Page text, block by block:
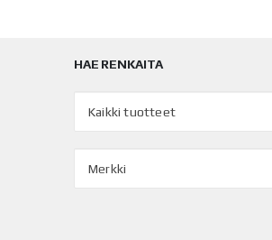
HAE RENKAITA
Kaikki tuotteet
Merkki